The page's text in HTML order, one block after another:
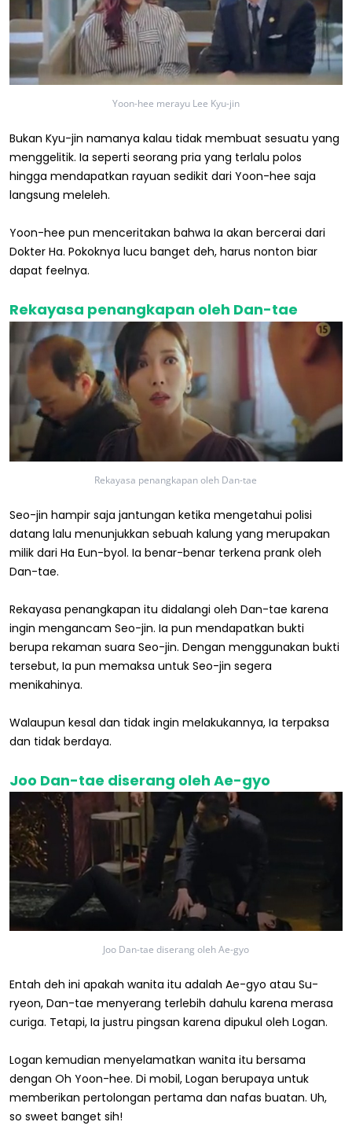
Yoon-hee merayu Lee Kyu-jin
Bukan Kyu-jin namanya kalau tidak membuat sesuatu yang
menggelitik. Ia seperti seorang pria yang terlalu polos
hingga mendapatkan rayuan sedikit dari Yoon-hee saja
langsung meleleh.
Yoon-hee pun menceritakan bahwa Ia akan bercerai dari
Dokter Ha. Pokoknya lucu banget deh, harus nonton biar
dapat feelnya.
Rekayasa penangkapan oleh Dan-tae
Rekayasa penangkapan oleh Dan-tae
Seo-jin hampir saja jantungan ketika mengetahui polisi
datang lalu menunjukkan sebuah kalung yang merupakan
milik dari Ha Eun-byol. Ia benar-benar terkena prank oleh
Dan-tae.
Rekayasa penangkapan itu didalangi oleh Dan-tae karena
ingin mengancam Seo-jin. Ia pun mendapatkan bukti
berupa rekaman suara Seo-jin. Dengan menggunakan bukti
tersebut, Ia pun memaksa untuk Seo-jin segera
menikahinya.
Walaupun kesal dan tidak ingin melakukannya, Ia terpaksa
dan tidak berdaya.
Joo Dan-tae diserang oleh Ae-gyo
Joo Dan-tae diserang oleh Ae-gyo
Entah deh ini apakah wanita itu adalah Ae-gyo atau Su-
ryeon, Dan-tae menyerang terlebih dahulu karena merasa
curiga. Tetapi, Ia justru pingsan karena dipukul oleh Logan.
Logan kemudian menyelamatkan wanita itu bersama
dengan Oh Yoon-hee. Di mobil, Logan berupaya untuk
memberikan pertolongan pertama dan nafas buatan. Uh,
so sweet banget sih!